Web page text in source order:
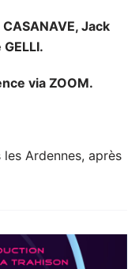
Jack
via ZOOM.
les Ardennes, après